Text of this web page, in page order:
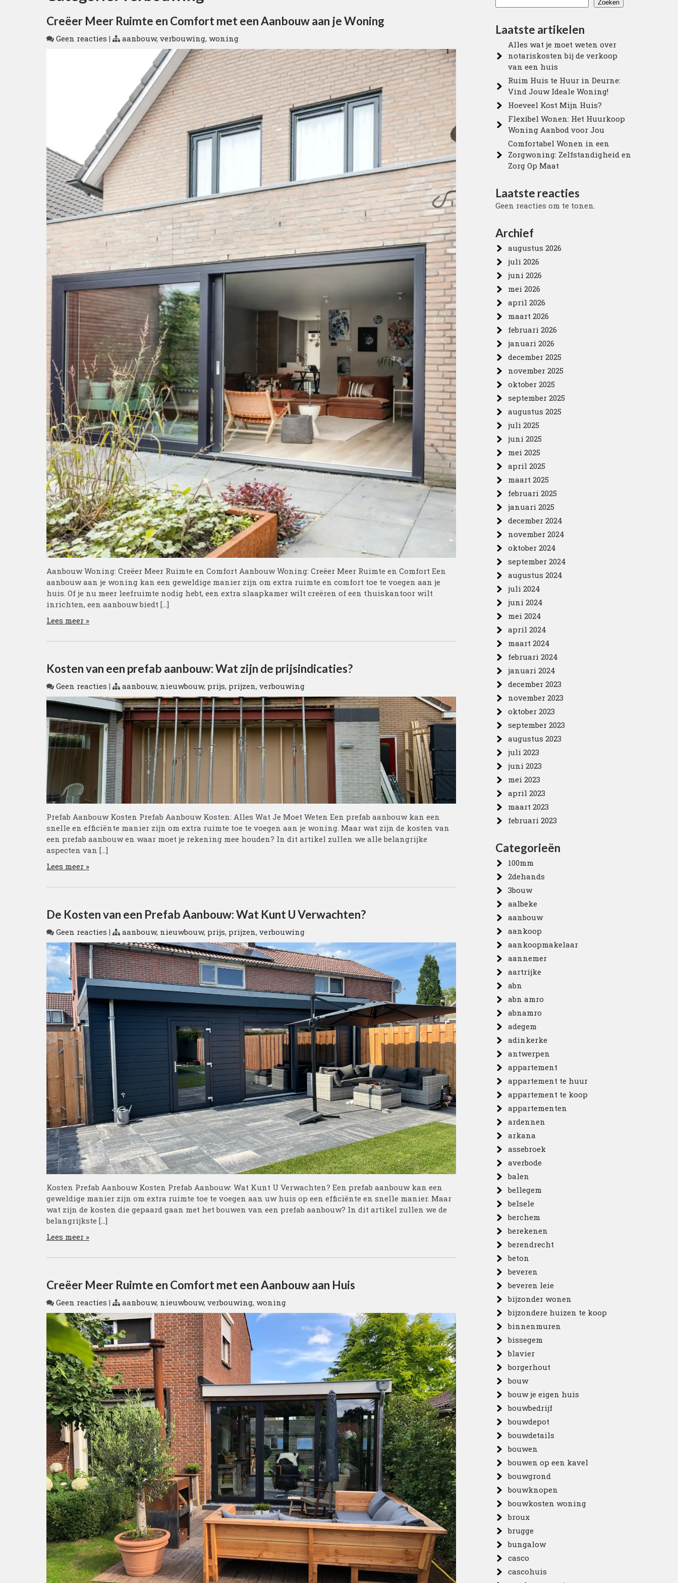
Creëer Meer Ruimte en Comfort met een Aanbouw aan je Woning
Geen reacties | aanbouw, verbouwing, woning
Aanbouw Woning: Creëer Meer Ruimte en Comfort Aanbouw Woning: Creëer Meer Ruimte en Comfort Een
aanbouw aan je woning kan een geweldige manier zijn om extra ruimte en comfort toe te voegen aan je
huis. Of je nu meer leefruimte nodig hebt, een extra slaapkamer wilt creëren of een thuiskantoor wilt
inrichten, een aanbouw biedt […]
Lees meer »
Kosten van een prefab aanbouw: Wat zijn de prijsindicaties?
Geen reacties | aanbouw, nieuwbouw, prijs, prijzen, verbouwing
Prefab Aanbouw Kosten Prefab Aanbouw Kosten: Alles Wat Je Moet Weten Een prefab aanbouw kan een
snelle en efficiënte manier zijn om extra ruimte toe te voegen aan je woning. Maar wat zijn de kosten van
een prefab aanbouw en waar moet je rekening mee houden? In dit artikel zullen we alle belangrijke
aspecten van […]
Lees meer »
De Kosten van een Prefab Aanbouw: Wat Kunt U Verwachten?
Geen reacties | aanbouw, nieuwbouw, prijs, prijzen, verbouwing
Kosten Prefab Aanbouw Kosten Prefab Aanbouw: Wat Kunt U Verwachten? Een prefab aanbouw kan een
geweldige manier zijn om extra ruimte toe te voegen aan uw huis op een efficiënte en snelle manier. Maar
wat zijn de kosten die gepaard gaan met het bouwen van een prefab aanbouw? In dit artikel zullen we de
belangrijkste […]
Lees meer »
Creëer Meer Ruimte en Comfort met een Aanbouw aan Huis
Geen reacties | aanbouw, nieuwbouw, verbouwing, woning
Zoeken
Laatste artikelen
Alles wat je moet weten over
notariskosten bij de verkoop
van een huis
Ruim Huis te Huur in Deurne:
Vind Jouw Ideale Woning!
Hoeveel Kost Mijn Huis?
Flexibel Wonen: Het Huurkoop
Woning Aanbod voor Jou
Comfortabel Wonen in een
Zorgwoning: Zelfstandigheid en
Zorg Op Maat
Laatste reacties
Geen reacties om te tonen.
Archief
augustus 2026
juli 2026
juni 2026
mei 2026
april 2026
maart 2026
februari 2026
januari 2026
december 2025
november 2025
oktober 2025
september 2025
augustus 2025
juli 2025
juni 2025
mei 2025
april 2025
maart 2025
februari 2025
januari 2025
december 2024
november 2024
oktober 2024
september 2024
augustus 2024
juli 2024
juni 2024
mei 2024
april 2024
maart 2024
februari 2024
januari 2024
december 2023
november 2023
oktober 2023
september 2023
augustus 2023
juli 2023
juni 2023
mei 2023
april 2023
maart 2023
februari 2023
Categorieën
100mm
2dehands
3bouw
aalbeke
aanbouw
aankoop
aankoopmakelaar
aannemer
aartrijke
abn
abn amro
abnamro
adegem
adinkerke
antwerpen
appartement
appartement te huur
appartement te koop
appartementen
ardennen
arkana
assebroek
averbode
balen
bellegem
belsele
berchem
berekenen
berendrecht
beton
beveren
beveren leie
bijzonder wonen
bijzondere huizen te koop
binnenmuren
bissegem
blavier
borgerhout
bouw
bouw je eigen huis
bouwbedrijf
bouwdepot
bouwdetails
bouwen
bouwen op een kavel
bouwgrond
bouwknopen
bouwkosten woning
broux
brugge
bungalow
casco
cascohuis